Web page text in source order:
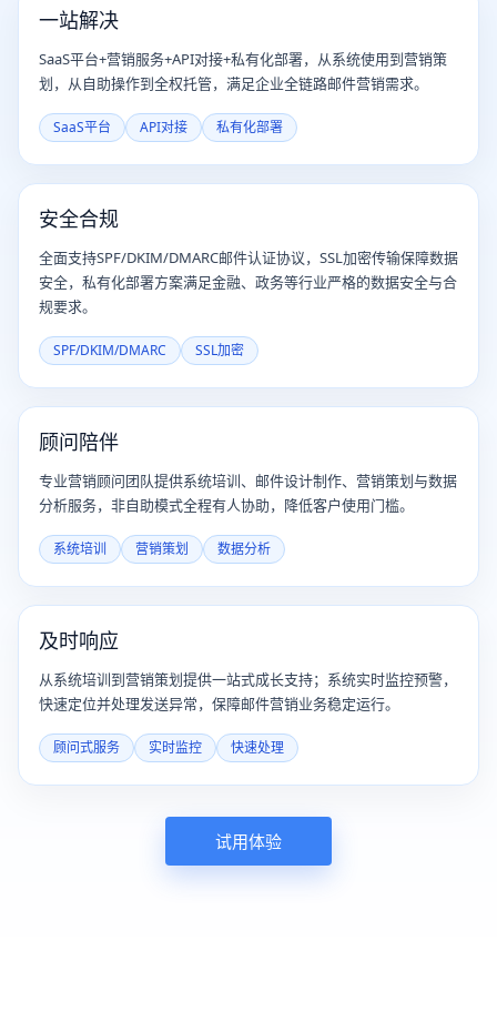
一站解决
SaaS平台+营销服务+API对接+私有化部署，从系统使用到营销策
划，从自助操作到全权托管，满足企业全链路邮件营销需求。
SaaS平台 API对接 私有化部署
安全合规
全面支持SPF/DKIM/DMARC邮件认证协议，SSL加密传输保障数据
安全，私有化部署方案满足金融、政务等行业严格的数据安全与合
规要求。
SPF/DKIM/DMARC SSL加密
顾问陪伴
专业营销顾问团队提供系统培训、邮件设计制作、营销策划与数据
分析服务，非自助模式全程有人协助，降低客户使用门槛。
系统培训 营销策划 数据分析
及时响应
从系统培训到营销策划提供一站式成长支持；系统实时监控预警，
快速定位并处理发送异常，保障邮件营销业务稳定运行。
顾问式服务 实时监控 快速处理
试用体验